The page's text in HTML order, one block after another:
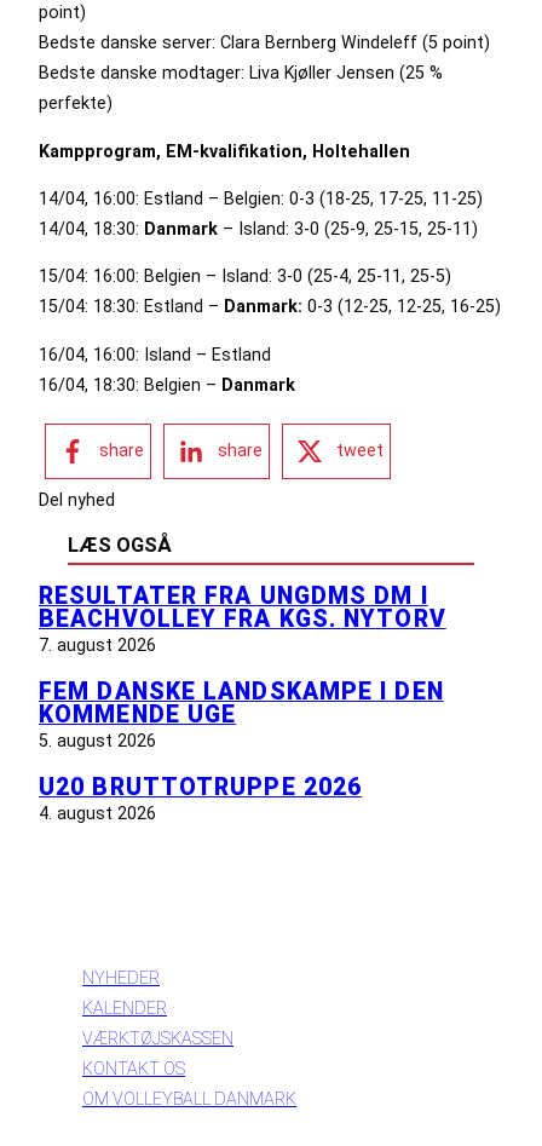
point)
Bedste danske server: Clara Bernberg Windeleff (5 point)
Bedste danske modtager: Liva Kjøller Jensen (25 %
perfekte)
Kampprogram, EM-kvalifikation, Holtehallen
14/04, 16:00: Estland – Belgien: 0-3 (18-25, 17-25, 11-25)
14/04, 18:30: Danmark – Island: 3-0 (25-9, 25-15, 25-11)
15/04: 16:00: Belgien – Island: 3-0 (25-4, 25-11, 25-5)
15/04: 18:30: Estland – Danmark: 0-3 (12-25, 12-25, 16-25)
16/04, 16:00: Island – Estland
16/04, 18:30: Belgien – Danmark
share share tweet
Del nyhed
LÆS OGSÅ
RESULTATER FRA UNGDMS DM I
BEACHVOLLEY FRA KGS. NYTORV
7. august 2026
FEM DANSKE LANDSKAMPE I DEN
KOMMENDE UGE
5. august 2026
U20 BRUTTOTRUPPE 2026
4. august 2026
NYHEDER
KALENDER
VÆRKTØJSKASSEN
KONTAKT OS
OM VOLLEYBALL DANMARK